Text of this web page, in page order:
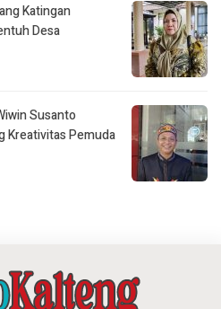
Katingan
Desa
Susanto
Kreativitas Pemuda